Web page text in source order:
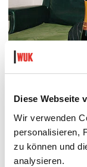
Diese Webseite
Wir verwenden
personalisieren,
zu können und
analysieren.
DER TÄUBLING
Di 11.8.2026
20.30